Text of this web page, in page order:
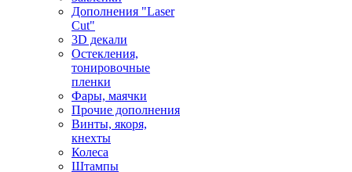
Дополнения "Laser
Cut"
3D декали
Остекления,
тонировочные
пленки
Фары, маячки
Прочие дополнения
Винты, якоря,
кнехты
Колеса
Штампы